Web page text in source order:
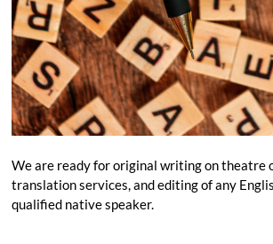
We are ready for original writing on theatre
translation services, and editing of any
qualified native speaker.